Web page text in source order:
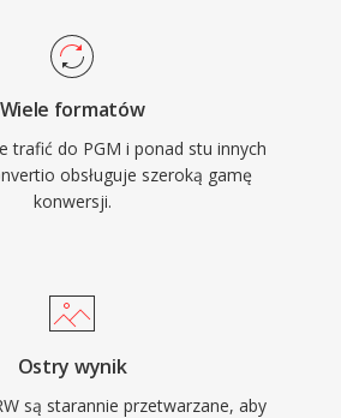
Wiele formatów
trafić do PGM i ponad stu innych
obsługuje szeroką gamę
konwersji.
Ostry wynik
są starannie przetwarzane, aby